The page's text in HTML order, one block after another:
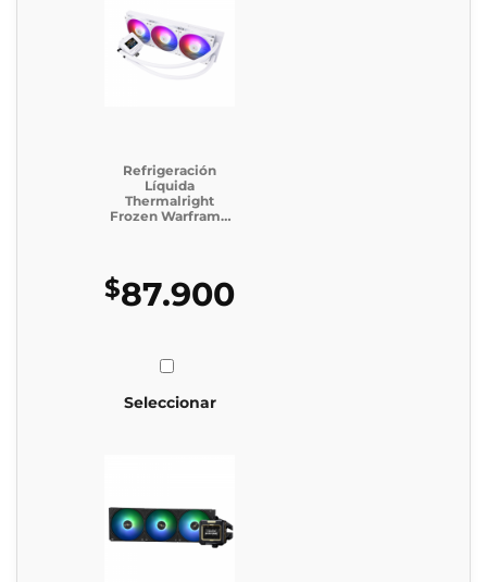
Refrigeración
Líquida
Thermalright
Frozen Warframe
$87.900
Seleccionar